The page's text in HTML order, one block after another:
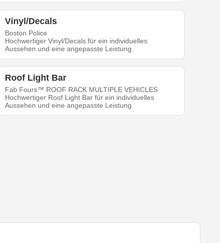
Vinyl/Decals
Boston Police
Hochwertiger Vinyl/Decals für ein individuelles
Aussehen und eine angepasste Leistung.
Roof Light Bar
Fab Fours™ ROOF RACK MULTIPLE VEHICLES
Hochwertiger Roof Light Bar für ein individuelles
Aussehen und eine angepasste Leistung.